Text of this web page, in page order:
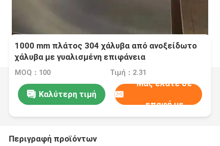
1000 mm πλάτος 304 χάλυβα από ανοξείδωτο
χάλυβα με γυαλισμένη επιφάνεια
MOQ：100 Τιμή：2.31
Καλύτερη τιμή
Μας ελάτε σε
επαφή με
Περιγραφή προϊόντων